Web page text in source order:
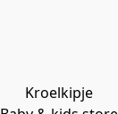
Kroelkipje